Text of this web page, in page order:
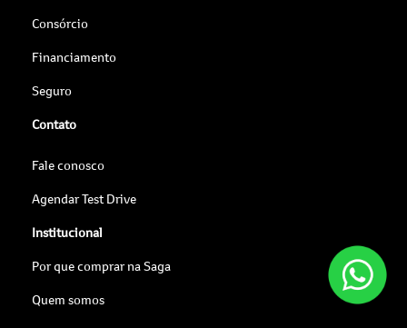
Consórcio
Financiamento
Seguro
Contato
Fale conosco
Agendar Test Drive
Institucional
Por que comprar na Saga
Quem somos